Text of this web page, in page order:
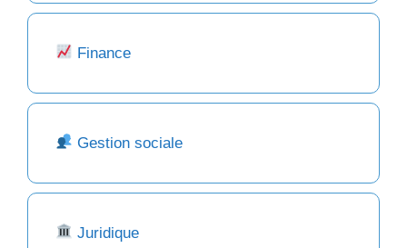
Finance
Gestion sociale
Juridique